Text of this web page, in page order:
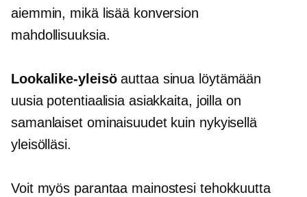
aiemmin, mikä lisää konversion
mahdollisuuksia.
Lookalike-yleisöauttaa sinua löytämään
uusia potentiaalisia asiakkaita, joilla on
samanlaiset ominaisuudet kuin nykyisellä
yleisölläsi.
Voit myös parantaa mainostesi tehokkuutta